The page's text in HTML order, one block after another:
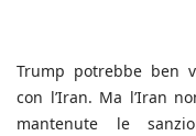
Trump potrebbe ben
con l’Iran. Ma l’Iran
mantenute le